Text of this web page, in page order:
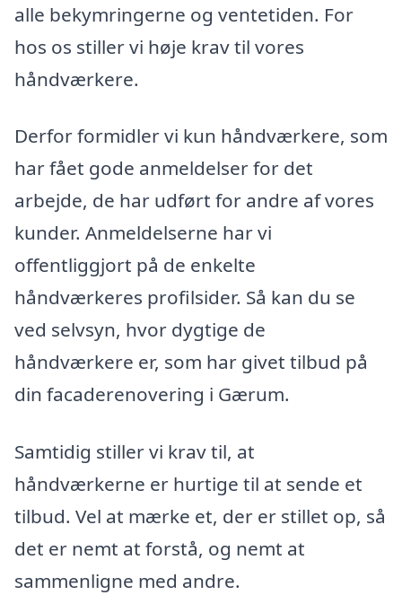
alle bekymringerne og ventetiden. For
hos os stiller vi høje krav til vores
håndværkere.
Derfor formidler vi kun håndværkere, som
har fået gode anmeldelser for det
arbejde, de har udført for andre af vores
kunder. Anmeldelserne har vi
offentliggjort på de enkelte
håndværkeres profilsider. Så kan du se
ved selvsyn, hvor dygtige de
håndværkere er, som har givet tilbud på
din facaderenovering i Gærum.
Samtidig stiller vi krav til, at
håndværkerne er hurtige til at sende et
tilbud. Vel at mærke et, der er stillet op, så
det er nemt at forstå, og nemt at
sammenligne med andre.